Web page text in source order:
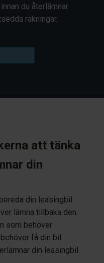
du återlämnar
räkningar.
att tänka
din
din leasingbil
lämna tillbaka den.
som behöver
få din bil
din leasingbil.